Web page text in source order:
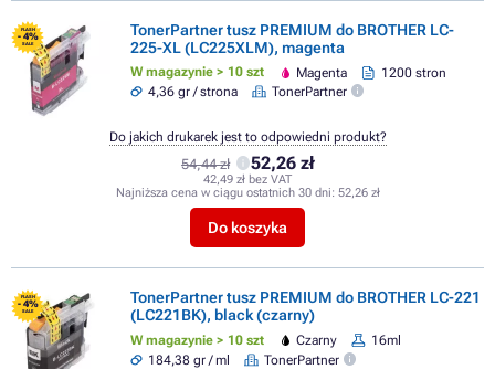
FLASH
- 4%
SALE
TonerPartner tusz PREMIUM do BROTHER LC-
225-XL (LC225XLM), magenta
W magazynie > 10 szt Magenta
1200 stron
4,36 gr / strona
TonerPartner
54,44 zł 52,26 zł
42,49 zł bez VAT
Najniższa cena w ciągu ostatnich 30 dni: 52,26 zł
Do koszyka
Do jakich drukarek jest to odpowiedni produkt?
FLASH
- 4%
SALE
TonerPartner tusz PREMIUM do BROTHER LC-221
(LC221BK), black (czarny)
W magazynie > 10 szt Czarny
16ml
184,38 gr / ml
TonerPartner